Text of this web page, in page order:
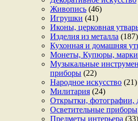
Живопись (46)
Игрушки (41)
Иконы, церковная
Изделия из металла (187)
Кухонная и домашняя
Монеты, Купюры,
Музыкальные
приборы (22)
Народное искусство (21)
Милитария (24)
Открытки, фотографии,
Осветительные приборы
Предметы интерьера (33)